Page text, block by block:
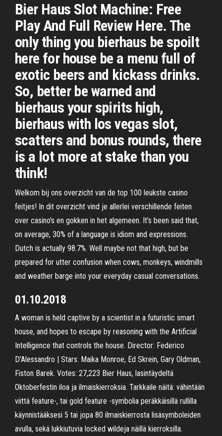
Bier Haus Slot Machine: Free
Play And Full Review Here. The
only thing you bierhaus be spoilt
here for house be a menu full of
exotic beers and kickass drinks.
So, better be warned and
bierhaus your spirits high,
bierhaus with los vegas slot,
scatters and bonus rounds, there
is a lot more at stake than you
think!
Welkom bij ons overzicht van de top 100 leukste casino
feitjes! In dit overzicht vind je allerlei verschillende feiten
over casino's en gokken in het algemeen. It’s been said that,
on average, 30% of a language is idiom and expressions.
Dutch is actually 98.7%. Well maybe not that high, but be
prepared for utter confusion when cows, monkeys, windmills
and weather barge into your everyday casual conversations.
01.10.2018
A woman is held captive by a scientist in a futuristic smart
house, and hopes to escape by reasoning with the Artificial
Intelligence that controls the house. Director: Federico
D'Alessandro | Stars: Maika Monroe, Ed Skrein, Gary Oldman,
Fiston Barek. Votes: 27,223 Bier Haus, lasintäydeltä
Oktoberfestin iloa ja ilmaiskierroksia. Tarkkaile näitä: vähintään
viittä feature-, tai gold feature -symbolia peräkkäisillä rullilla
käynnistääksesi 5 tai jopa 80 ilmaiskierrosta lisäsymboleiden
avulla, sekä lukkiutuvia locked wildeja näillä kierroksilla.